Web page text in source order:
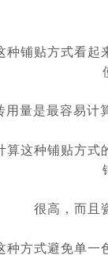
铺贴方式看起
用量是最容易计
这种铺贴方式
很高，而且
方式避免单一